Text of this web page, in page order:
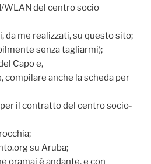
WLAN del centro socio
da me realizzati, su questo sito;
senza tagliarmi);
Capo e,
anche la scheda per
il contratto del centro socio-
su Aruba;
oramai è andante, e con